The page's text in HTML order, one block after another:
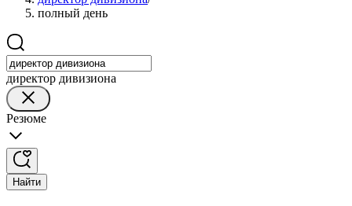
полный день
директор дивизиона
Резюме
Найти